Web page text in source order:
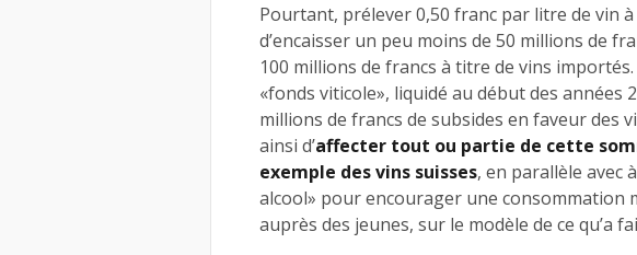
Pourtant, prélever 0,50 franc par litre de vin
d’encaisser un peu moins de 50 millions de
100 millions de francs à titre de vins
«fonds viticole», liquidé au début des années
millions de francs de subsides en faveur des
ainsi d’affecter tout ou partie de cette
exemple des vins suisses, en parallèle avec
alcool» pour encourager une consommation
auprès des jeunes, sur le modèle de ce qu’a